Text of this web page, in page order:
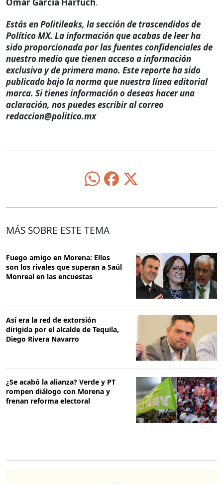
Estás en Politileaks, la sección de trascendidos de
Político MX. La información que acabas de leer ha
sido proporcionada por las fuentes confidenciales de
nuestro medio que tienen acceso a información
exclusiva y de primera mano. Este reporte ha sido
publicado bajo la norma que nuestra línea editorial
marca. Si tienes información o deseas hacer una
aclaración, nos puedes escribir al correo
redaccion@politico.mx
MÁS SOBRE ESTE TEMA
Fuego amigo en Morena: Ellos
son los rivales que superan a Saúl
Monreal en las encuestas
Así era la red de extorsión
dirigida por el alcalde de Tequila,
Diego Rivera Navarro
¿Se acabó la alianza? Verde y PT
rompen diálogo con Morena y
frenan reforma electoral